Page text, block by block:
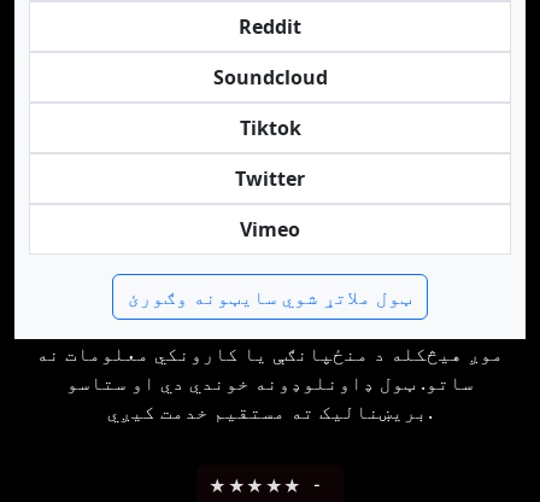
Reddit
Soundcloud
Tiktok
Twitter
Vimeo
ټول ملاتړ شوي سایټونه وګورئ
موږ هیڅکله د منځپانګې یا کارونکي معلومات نه
ساتو. ټول ډاونلوډونه خوندي دي او ستاسو
بریښنالیک ته مستقیم خدمت کیږي.
★ ★★ ★★ -